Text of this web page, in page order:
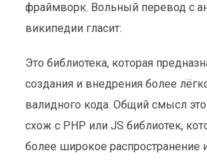
фраймворк. Вольный перевод с
википедии гласит:
Это библиотека, которая
создания и внедрения более
валидного кода. Общий смысл
схож с PHP или JS библиотек,
более широкое распространение